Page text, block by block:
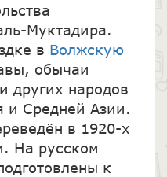
Муктадира.
в Волжскую
обычаи
других народов
и Средней Азии.
в 1920-х
На русском
к